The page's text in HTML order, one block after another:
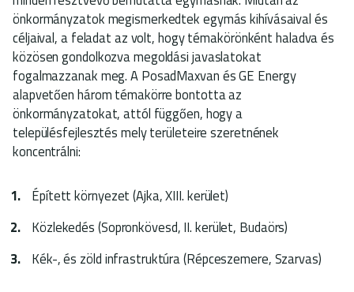
önkormányzatok megismerkedtek egymás kihívásaival és
céljaival, a feladat az volt, hogy témakörönként haladva és
közösen gondolkozva megoldási javaslatokat
fogalmazzanak meg. A PosadMaxvan és GE Energy
alapvetően három témakörre bontotta az
önkormányzatokat, attól függően, hogy a
településfejlesztés mely területeire szeretnének
koncentrálni:
Épített környezet (Ajka, XIII. kerület)
Közlekedés (Sopronkövesd, II. kerület, Budaörs)
Kék-, és zöld infrastruktúra (Répceszemere, Szarvas)